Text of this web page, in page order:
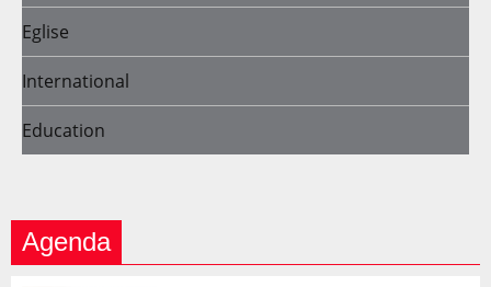
Eglise
International
Education
Agenda